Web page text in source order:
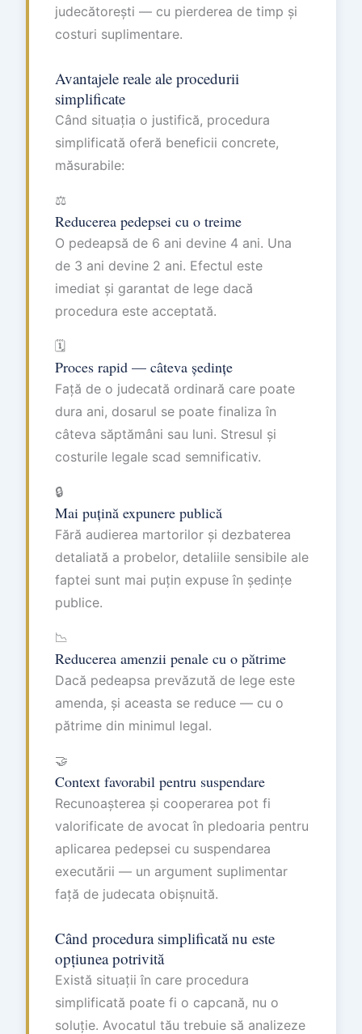
judecătorești — cu pierderea de timp și
costuri suplimentare.
Avantajele reale ale procedurii
simplificate
Când situația o justifică, procedura
simplificată oferă beneficii concrete,
măsurabile:
⚖️
Reducerea pedepsei cu o treime
O pedeapsă de 6 ani devine 4 ani. Una
de 3 ani devine 2 ani. Efectul este
imediat și garantat de lege dacă
procedura este acceptată.
🗓️
Proces rapid — câteva ședințe
Față de o judecată ordinară care poate
dura ani, dosarul se poate finaliza în
câteva săptămâni sau luni. Stresul și
costurile legale scad semnificativ.
🔒
Mai puțină expunere publică
Fără audierea martorilor și dezbaterea
detaliată a probelor, detaliile sensibile ale
faptei sunt mai puțin expuse în ședințe
publice.
📉
Reducerea amenzii penale cu o pătrime
Dacă pedeapsa prevăzută de lege este
amenda, și aceasta se reduce — cu o
pătrime din minimul legal.
🤝
Context favorabil pentru suspendare
Recunoașterea și cooperarea pot fi
valorificate de avocat în pledoaria pentru
aplicarea pedepsei cu suspendarea
executării — un argument suplimentar
față de judecata obișnuită.
Când procedura simplificată nu este
opțiunea potrivită
Există situații în care procedura
simplificată poate fi o capcană, nu o
soluție. Avocatul tău trebuie să analizeze